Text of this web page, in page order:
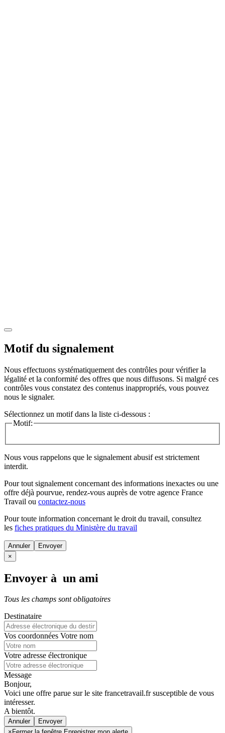
Motif du signalement
Nous effectuons systématiquement des contrôles pour vérifier la
légalité et la conformité des offres que nous diffusons. Si malgré ces
contrôles vous constatez des contenus inappropriés, vous pouvez
nous le signaler.
Sélectionnez un motif dans la liste ci-dessous :
Motif:
Nous vous rappelons que le signalement abusif est strictement
interdit.
Pour tout signalement concernant des informations inexactes ou une
offre déjà pourvue, rendez-vous auprès de votre agence France
Travail ou contactez-nous
Pour toute information concernant le droit du travail, consultez
les fiches pratiques du Ministère du travail
Annuler
×
Envoyer à un ami
Tous les champs sont obligatoires
Destinataire
Vos coordonnées Votre nom
Votre adresse électronique
Message
Bonjour,
Voici une offre parue sur le site francetravail.fr susceptible de vous
intéresser.
A bientôt.
Annuler